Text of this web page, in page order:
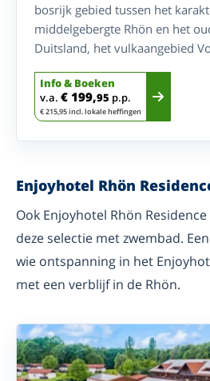
bosrijk gebied tussen het
middelgebergte Rhön en het
Duitsland, het vulkaangebied
Info & Boeken
v.a. € 199,95 p.p.
€ 215,95 incl. lokale heffingen
Enjoyhotel Rhön
Ook Enjoyhotel Rhön
deze selectie met zwembad.
wie ontspanning in het
met een verblijf in de Rhön.